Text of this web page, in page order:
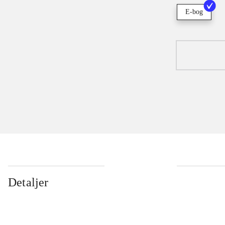
E-bog
Detaljer